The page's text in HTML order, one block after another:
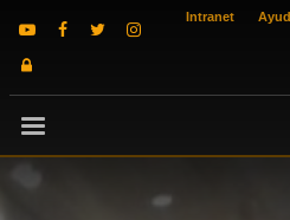
Intranet